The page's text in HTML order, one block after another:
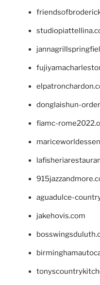
donglaishun-
fiamc-
aguadulce-
jakehovis.com